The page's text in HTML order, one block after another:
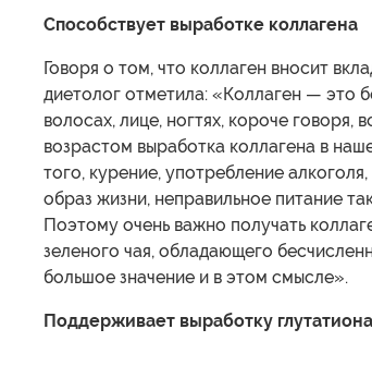
Способствует выработке коллагена
Говоря о том, что коллаген вносит
диетолог отметила: «Коллаген — это
волосах, лице, ногтях, короче говоря,
возрастом выработка коллагена в
того, курение, употребление
образ жизни, неправильное питание
Поэтому очень важно получать
зеленого чая, обладающего
большое значение и в этом смысле».
Поддерживает выработку глутатиона